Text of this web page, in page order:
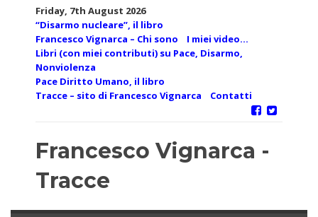
Friday, 7th August 2026
“Disarmo nucleare”, il libro
Francesco Vignarca – Chi sono
I miei video…
Libri (con miei contributi) su Pace, Disarmo,
Nonviolenza
Pace Diritto Umano, il libro
Tracce – sito di Francesco Vignarca
Contatti
Francesco Vignarca -
Tracce